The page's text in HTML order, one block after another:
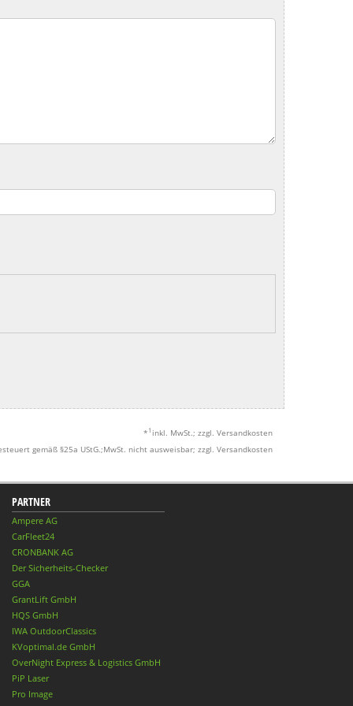
* 1 inkl. MwSt.; zzgl. Versandkosten
gemäß §25a UStG.;MwSt. nicht ausweisbar; zzgl. Versandkosten
PARTNER
Ampere AG
CarFleet24
CRONBANK AG
Der Sicherheits-Checker
GGA
GrantLift GmbH
HQS GmbH
IWA OutdoorClassics
KVoptimal.de GmbH
OverNight Express & Logistics GmbH
PiP Laser
Pro Image